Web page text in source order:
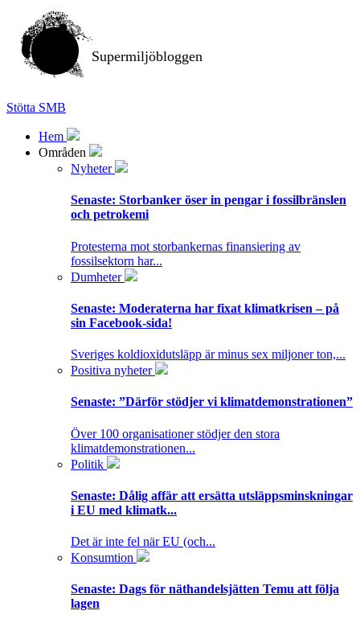
Supermiljöbloggen
Stötta SMB
Hem
Områden
Nyheter
Senaste: Storbanker öser in pengar i fossilbränslen
och petrokemi
Protesterna mot storbankernas finansiering av
fossilsektorn har...
Dumheter
Senaste: Moderaterna har fixat klimatkrisen – på
sin Facebook-sida!
Sveriges koldioxidutsläpp är minus sex miljoner ton,...
Positiva nyheter
Senaste: ”Därför stödjer vi klimatdemonstrationen”
Över 100 organisationer stödjer den stora
klimatdemonstrationen...
Politik
Senaste: Dålig affär att ersätta utsläppsminskningar
i EU med klimatk...
Det är inte fel när EU (och...
Konsumtion
Senaste: Dags för näthandelsjätten Temu att följa
lagen